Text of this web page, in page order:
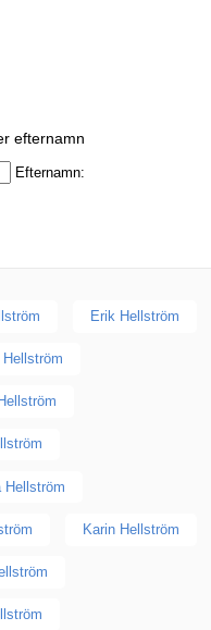
efternamn
Efternamn:
Erik Hellström
Hellström
Hellström
Karin Hellström